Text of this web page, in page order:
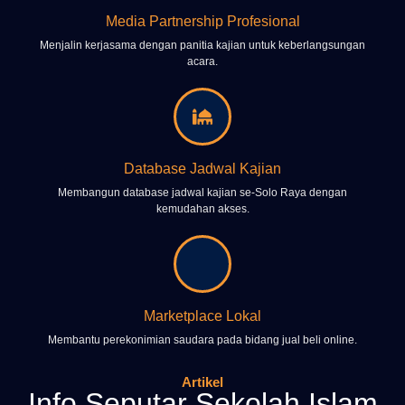
Media Partnership Profesional
Menjalin kerjasama dengan panitia kajian untuk keberlangsungan
acara.
Database Jadwal Kajian
Membangun database jadwal kajian se-Solo Raya dengan
kemudahan akses.
Marketplace Lokal
Membantu perekonimian saudara pada bidang jual beli online.
Artikel